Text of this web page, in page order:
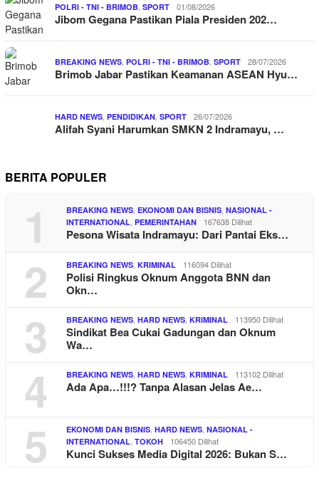
POLRI - TNI - BRIMOB SPORT 01/08/2026
Jibom Gegana Pastikan Piala Presiden 202…
BREAKING NEWS POLRI - TNI - BRIMOB SPORT 28/07/2026
Brimob Jabar Pastikan Keamanan ASEAN Hyu…
HARD NEWS PENDIDIKAN SPORT 26/07/2026
Alifah Syani Harumkan SMKN 2 Indramayu, …
BERITA POPULER
1 BREAKING NEWS EKONOMI DAN BISNIS NASIONAL -
INTERNATIONAL PEMERINTAHAN 167638 Dilihat
Pesona Wisata Indramayu: Dari Pantai Eks…
2 BREAKING NEWS KRIMINAL 116094 Dilihat
Polisi Ringkus Oknum Anggota BNN dan
Okn…
3 BREAKING NEWS HARD NEWS KRIMINAL 113950 Dilihat
Sindikat Bea Cukai Gadungan dan Oknum
Wa…
4 BREAKING NEWS HARD NEWS KRIMINAL 113102 Dilihat
Ada Apa…!!!? Tanpa Alasan Jelas Ae…
5 EKONOMI DAN BISNIS HARD NEWS NASIONAL -
INTERNATIONAL TOKOH 106450 Dilihat
Kunci Sukses Media Digital 2026: Bukan S…